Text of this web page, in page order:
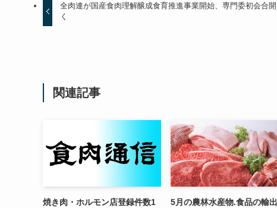
全肉連が国産食肉理解醸成食育推進事業開始、専門委初会合開
く
関連記事
焼き肉・ホルモン店登録件数1
5月の農林水産物.食品の輸